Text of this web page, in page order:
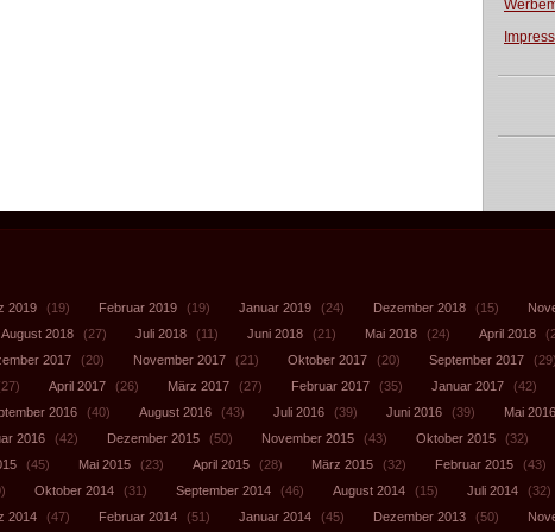
2019 (19) Februar 2019 (19) Januar 2019 (24) Dezember 2018 (15)
August 2018 (27) Juli 2018 (11) Juni 2018 (21) Mai 2018 (24) April 2018
2017 (20) November 2017 (21) Oktober 2017 (20) September 2017 (29)
April 2017 (26) März 2017 (27) Februar 2017 (35) Januar 2017 (42)
2016 (40) August 2016 (43) Juli 2016 (39) Juni 2016 (39) Mai 2016
2016 (42) Dezember 2015 (50) November 2015 (43) Oktober 2015 (32)
(45) Mai 2015 (23) April 2015 (28) März 2015 (32) Februar 2015 (43)
Oktober 2014 (31) September 2014 (46) August 2014 (15) Juli 2014 (32)
2014 (47) Februar 2014 (51) Januar 2014 (45) Dezember 2013 (50)